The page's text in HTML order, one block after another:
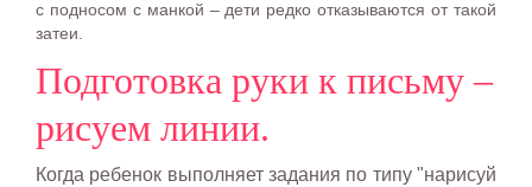
с подносом с манкой – дети редко отказываются от такой
затеи.
Подготовка руки к письму –
рисуем линии.
Когда ребенок выполняет задания по типу "нарисуй